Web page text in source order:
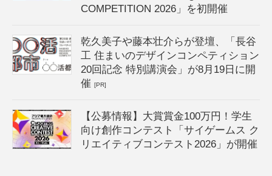
COMPETITION 2026」を初開催
乾久美子や藤本壮介らが登壇、「長谷
工 住まいのデザインコンペティション
20回記念 特別講演会」が8月19日に開
催[PR]
【公募情報】大賞賞金100万円！学生
向け創作コンテスト「サイゲームス ク
リエイティブコンテスト2026」が開催